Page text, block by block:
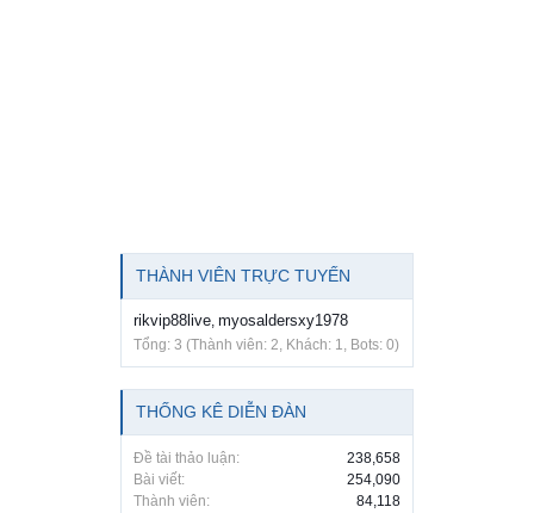
THÀNH VIÊN TRỰC TUYẾN
rikvip88live, myosaldersxy1978
Tổng: 3 (Thành viên: 2, Khách: 1, Bots: 0)
THỐNG KÊ DIỄN ĐÀN
Đề tài thảo luận:
238,658
Bài viết:
254,090
Thành viên:
84,118